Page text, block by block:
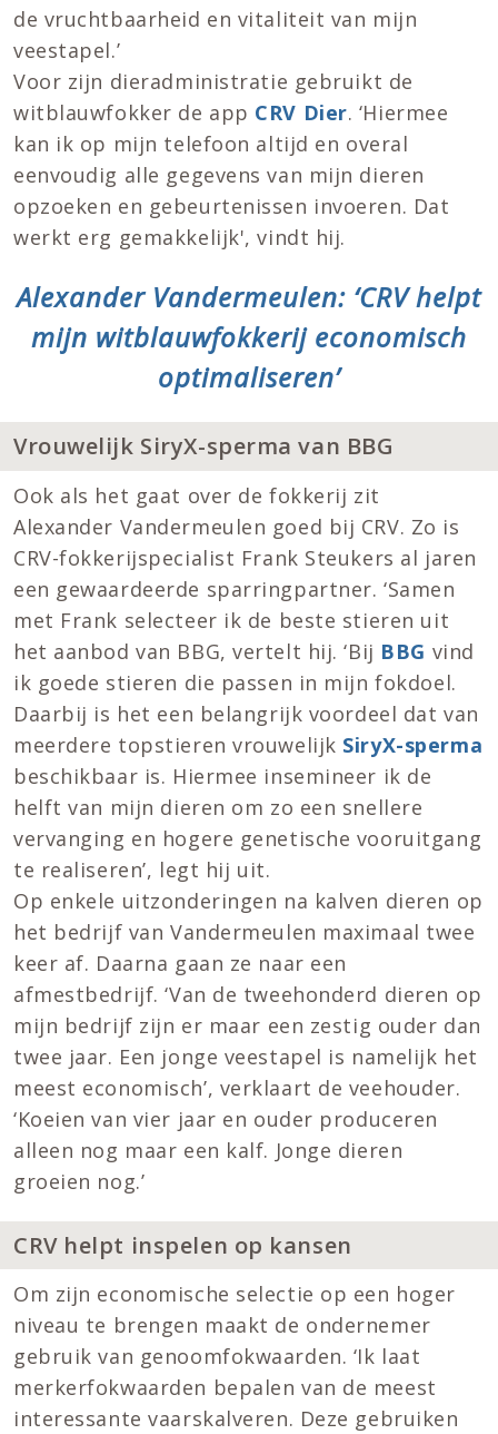
de vruchtbaarheid en vitaliteit van mijn
veestapel.’
Voor zijn dieradministratie gebruikt de
witblauwfokker de app CRV Dier. ‘Hiermee
kan ik op mijn telefoon altijd en overal
eenvoudig alle gegevens van mijn dieren
opzoeken en gebeurtenissen invoeren. Dat
werkt erg gemakkelijk', vindt hij.
Alexander Vandermeulen: ‘CRV helpt
mijn witblauwfokkerij economisch
optimaliseren’
Vrouwelijk SiryX-sperma van BBG
Ook als het gaat over de fokkerij zit
Alexander Vandermeulen goed bij CRV. Zo is
CRV-fokkerijspecialist Frank Steukers al jaren
een gewaardeerde sparringpartner. ‘Samen
met Frank selecteer ik de beste stieren uit
het aanbod van BBG, vertelt hij. ‘Bij BBG vind
ik goede stieren die passen in mijn fokdoel.
Daarbij is het een belangrijk voordeel dat van
meerdere topstieren vrouwelijk SiryX-sperma
beschikbaar is. Hiermee insemineer ik de
helft van mijn dieren om zo een snellere
vervanging en hogere genetische vooruitgang
te realiseren’, legt hij uit.
Op enkele uitzonderingen na kalven dieren op
het bedrijf van Vandermeulen maximaal twee
keer af. Daarna gaan ze naar een
afmestbedrijf. ‘Van de tweehonderd dieren op
mijn bedrijf zijn er maar een zestig ouder dan
twee jaar. Een jonge veestapel is namelijk het
meest economisch’, verklaart de veehouder.
‘Koeien van vier jaar en ouder produceren
alleen nog maar een kalf. Jonge dieren
groeien nog.’
CRV helpt inspelen op kansen
Om zijn economische selectie op een hoger
niveau te brengen maakt de ondernemer
gebruik van genoomfokwaarden. ‘Ik laat
merkerfokwaarden bepalen van de meest
interessante vaarskalveren. Deze gebruiken